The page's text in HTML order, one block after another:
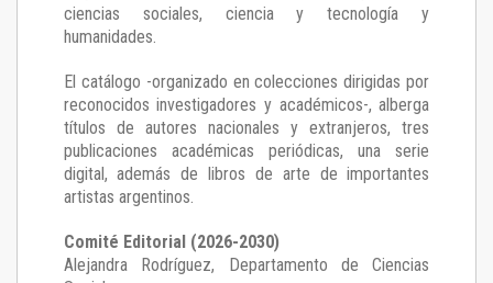
ciencias sociales, ciencia y tecnología y
humanidades.
El catálogo -organizado en colecciones dirigidas por
reconocidos investigadores y académicos-, alberga
títulos de autores nacionales y extranjeros, tres
publicaciones académicas periódicas, una serie
digital, además de libros de arte de importantes
artistas argentinos.
Comité Editorial (2026-2030)
Alejandra Rodríguez, Departamento de Ciencias